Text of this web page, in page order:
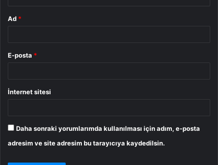
Ad *
E-posta *
İnternet sitesi
Daha sonraki yorumlarımda kullanılması için adım, e-posta
adresim ve site adresim bu tarayıcıya kaydedilsin.